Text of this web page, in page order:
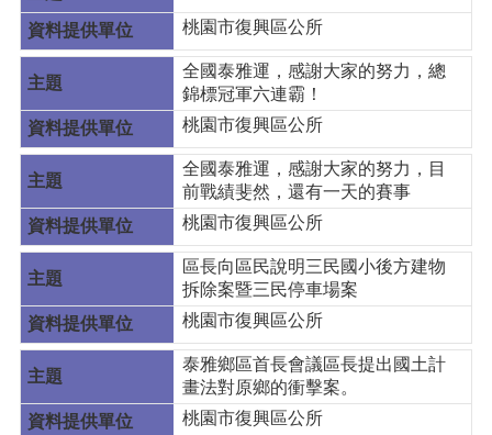
桃園市復興區公所
全國泰雅運，感謝大家的努力，總
錦標冠軍六連霸！
桃園市復興區公所
全國泰雅運，感謝大家的努力，目
前戰績斐然，還有一天的賽事
桃園市復興區公所
區長向區民說明三民國小後方建物
拆除案暨三民停車場案
桃園市復興區公所
泰雅鄉區首長會議區長提出國土計
畫法對原鄉的衝擊案。
桃園市復興區公所